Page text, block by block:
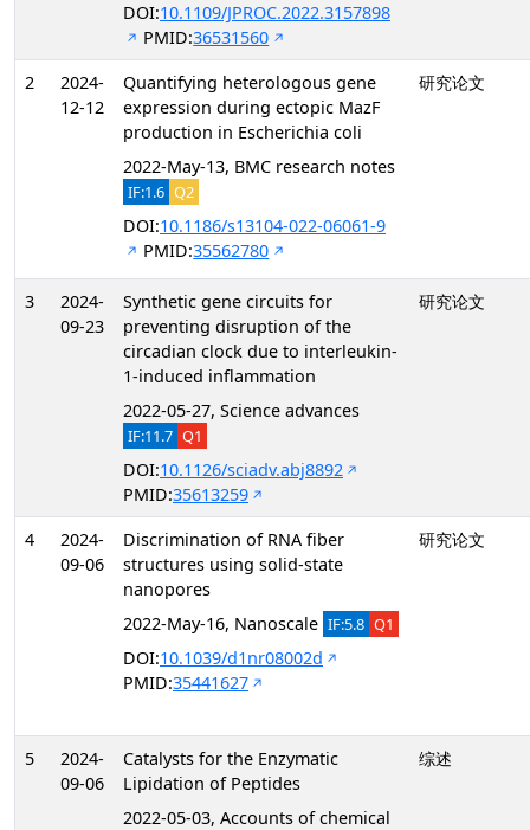
DOI:10.1109/JPROC.2022.3157898
PMID:36531560
2
2024-
12-12
Quantifying heterologous gene
expression during ectopic MazF
production in Escherichia coli
2022-May-13, BMC research notes
IF:1.6 Q2
DOI:10.1186/s13104-022-06061-9
PMID:35562780
研究论文
3
2024-
09-23
Synthetic gene circuits for
preventing disruption of the
circadian clock due to interleukin-
1-induced inflammation
2022-05-27, Science advances
IF:11.7 Q1
DOI:10.1126/sciadv.abj8892
PMID:35613259
研究论文
4
2024-
09-06
Discrimination of RNA fiber
structures using solid-state
nanopores
2022-May-16, Nanoscale IF:5.8 Q1
DOI:10.1039/d1nr08002d
PMID:35441627
研究论文
5
2024-
09-06
Catalysts for the Enzymatic
Lipidation of Peptides
2022-05-03, Accounts of chemical
综述